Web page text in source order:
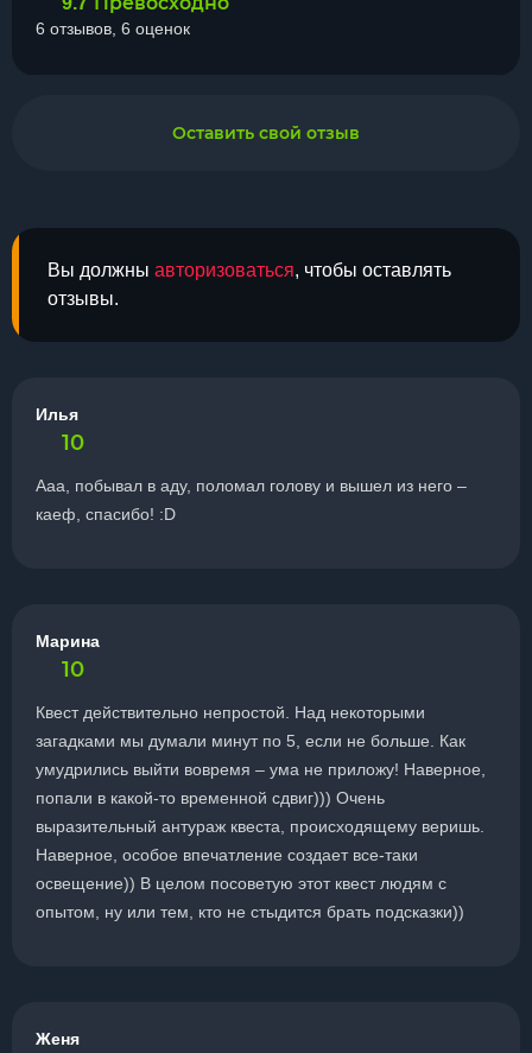
Вы должны авторизоваться, чтобы оставлять
отзывы.
Илья
10
Ааа, побывал в аду, поломал голову и вышел из него –
каеф, спасибо! :D
Марина
10
Квест действительно непростой. Над некоторыми
загадками мы думали минут по 5, если не больше. Как
умудрились выйти вовремя – ума не приложу! Наверное,
попали в какой-то временной сдвиг))) Очень
выразительный антураж квеста, происходящему веришь.
Наверное, особое впечатление создает все-таки
освещение)) В целом посоветую этот квест людям с
опытом, ну или тем, кто не стыдится брать подсказки))
Женя
6 отзывов, 6 оценок
Оставить свой отзыв